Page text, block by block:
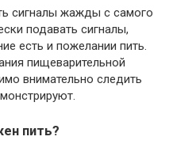
сигналы жажды с самого
подавать сигналы,
есть и пожелании пить.
пищеварительной
внимательно следить
пить?